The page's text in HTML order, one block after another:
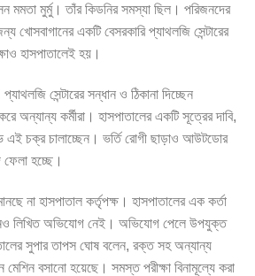
মমতা মুর্মু। তাঁর কিডনির সমস্যা ছিল। পরিজনদের
খোসবাগানের একটি বেসরকারি প্যাথলজি সেন্টারের
হাসপাতালেই হয়।
সেন্টারের সন্ধান ও ঠিকানা দিচ্ছেন
অন্যান্য কর্মীরা। হাসপাতালের একটি সূত্রের দাবি,
এই চক্র চালাচ্ছেন। ভর্তি রোগী ছাড়াও আউটডোর
ফেলা হচ্ছে।
না হাসপাতাল কর্তৃপক্ষ। হাসপাতালের এক কর্তা
লিখিত অভিযোগ নেই। অভিযোগ পেলে উপযুক্ত
সুপার তাপস ঘোষ বলেন, রক্ত সহ অন্যান্য
মেশিন বসানো হয়েছে। সমস্ত পরীক্ষা বিনামূল্যে করা